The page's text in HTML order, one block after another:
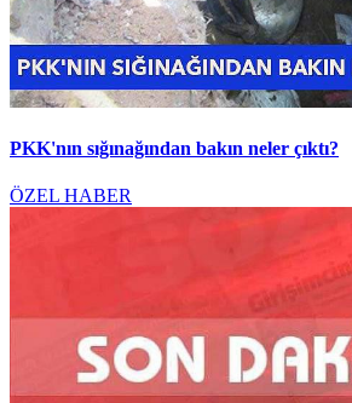
PKK'nın sığınağından bakın neler çıktı?
ÖZEL HABER